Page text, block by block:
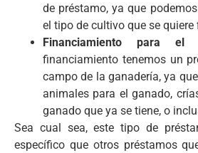
de préstamo, ya que
el tipo de cultivo que se quiere
Financiamiento para el
financiamiento tenemos un
campo de la ganadería, ya
animales para el ganado,
ganado que ya se tiene, o
Sea cual sea, este tipo de
específico que otros préstamos